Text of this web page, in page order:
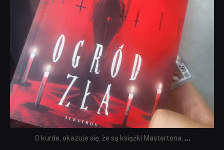
O kurde, okazuje się, że są książki Mastertona, ...